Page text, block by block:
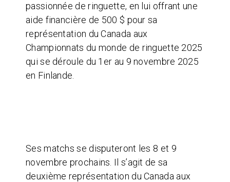
passionnée de ringuette, en lui offrant une
aide financière de 500 $ pour sa
représentation du Canada aux
Championnats du monde de ringuette 2025
qui se déroule du 1er au 9 novembre 2025
en Finlande.
Ses matchs se disputeront les 8 et 9
novembre prochains. Il s’agit de sa
deuxième représentation du Canada aux